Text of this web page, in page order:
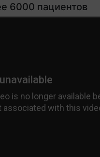
6000 пациентов